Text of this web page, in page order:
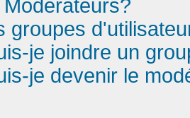
groupes
je joindre un
je devenir le